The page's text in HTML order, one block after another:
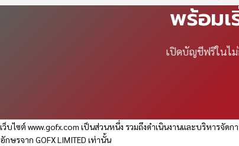
พร้อม
เปิดบัญชีฟรีในไม่
เว็บไซต์www.gofx.com เป็นส่วนหนึ่ง รวมถึงดำเนินงานและบริหารจัด
อักษรจาก GOFX LIMITED เท่านั้น